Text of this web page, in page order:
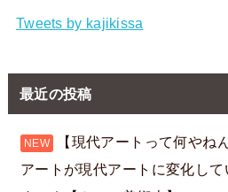
Tweets by kajikissa
最近の投稿
【現代アートって何やね
アートが現代アートに変化し